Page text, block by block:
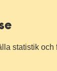
statistik och